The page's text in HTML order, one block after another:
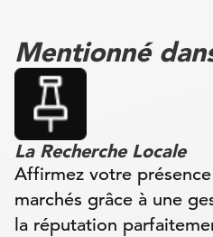
Mentionné
La Recherche Locale
Affirmez votre
marchés grâce à une
la réputation